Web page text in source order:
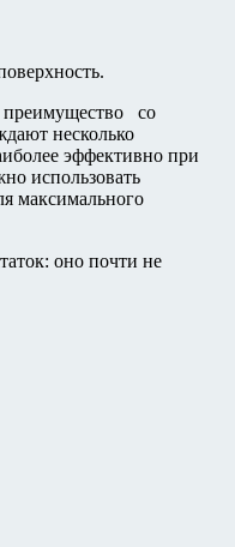
преимущество со
несколько
эффективно при
использовать
максимального
оно почти не